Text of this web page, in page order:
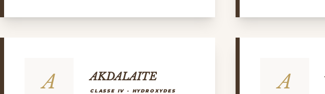
A AKDALAITE
CLASSE IV - HYDROXYDES A